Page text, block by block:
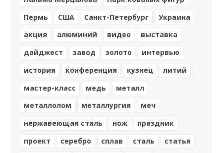
Пермь
США Санкт-Петербург
Украина
акция
алюминий видео
выставка
дайджест
завод золото
интервью
история
конференция кузнец
литий
мастер-класс
медь
металл
металлолом
металлургия
меч
нержавеющая сталь
нож
праздник
проект
серебро сплав сталь
статья